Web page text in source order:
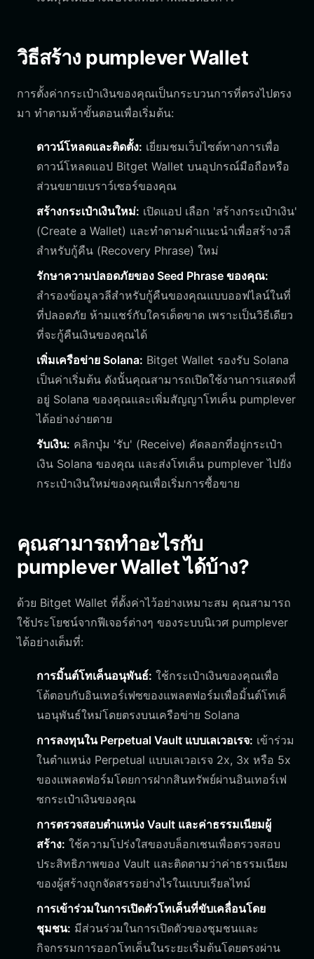
วิธีสร้าง pumplever Wallet
การตั้งค่ากระเป๋าเงินของคุณเป็นกระบวนการที่ตรงไปตรง
มา ทำตามห้าขั้นตอนเพื่อเริ่มต้น:
ดาวน์โหลดและติดตั้ง: เยี่ยมชมเว็บไซต์ทางการเพื่อ
ดาวน์โหลดแอป Bitget Wallet บนอุปกรณ์มือถือหรือ
ส่วนขยายเบราว์เซอร์ของคุณ
สร้างกระเป๋าเงินใหม่: เปิดแอป เลือก 'สร้างกระเป๋าเงิน'
(Create a Wallet) และทำตามคำแนะนำเพื่อสร้างวลี
สำหรับกู้คืน (Recovery Phrase) ใหม่
รักษาความปลอดภัยของ Seed Phrase ของคุณ:
สำรองข้อมูลวลีสำหรับกู้คืนของคุณแบบออฟไลน์ในที่
ที่ปลอดภัย ห้ามแชร์กับใครเด็ดขาด เพราะเป็นวิธีเดียว
ที่จะกู้คืนเงินของคุณได้
เพิ่มเครือข่าย Solana: Bitget Wallet รองรับ Solana
เป็นค่าเริ่มต้น ดังนั้นคุณสามารถเปิดใช้งานการแสดงที่
อยู่ Solana ของคุณและเพิ่มสัญญาโทเค็น pumplever
ได้อย่างง่ายดาย
รับเงิน: คลิกปุ่ม 'รับ' (Receive) คัดลอกที่อยู่กระเป๋า
เงิน Solana ของคุณ และส่งโทเค็น pumplever ไปยัง
กระเป๋าเงินใหม่ของคุณเพื่อเริ่มการซื้อขาย
คุณสามารถทำอะไรกับ
pumplever Wallet ได้บ้าง?
ด้วย Bitget Wallet ที่ตั้งค่าไว้อย่างเหมาะสม คุณสามารถ
ใช้ประโยชน์จากฟีเจอร์ต่างๆ ของระบบนิเวศ pumplever
ได้อย่างเต็มที่:
การมิ้นต์โทเค็นอนุพันธ์: ใช้กระเป๋าเงินของคุณเพื่อ
โต้ตอบกับอินเทอร์เฟซของแพลตฟอร์มเพื่อมิ้นต์โทเค็
นอนุพันธ์ใหม่โดยตรงบนเครือข่าย Solana
การลงทุนใน Perpetual Vault แบบเลเวอเรจ: เข้าร่วม
ในตำแหน่ง Perpetual แบบเลเวอเรจ 2x, 3x หรือ 5x
ของแพลตฟอร์มโดยการฝากสินทรัพย์ผ่านอินเทอร์เฟ
ซกระเป๋าเงินของคุณ
การตรวจสอบตำแหน่ง Vault และค่าธรรมเนียมผู้
สร้าง: ใช้ความโปร่งใสของบล็อกเชนเพื่อตรวจสอบ
ประสิทธิภาพของ Vault และติดตามว่าค่าธรรมเนียม
ของผู้สร้างถูกจัดสรรอย่างไรในแบบเรียลไทม์
การเข้าร่วมในการเปิดตัวโทเค็นที่ขับเคลื่อนโดย
ชุมชน: มีส่วนร่วมในการเปิดตัวของชุมชนและ
กิจกรรมการออกโทเค็นในระยะเริ่มต้นโดยตรงผ่าน